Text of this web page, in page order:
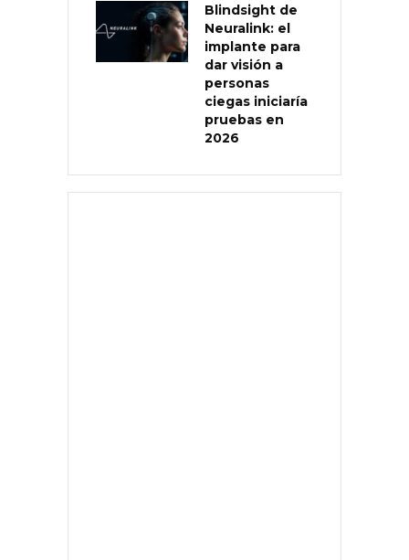
Blindsight de
Neuralink: el
implante para
dar visión a
personas
ciegas iniciaría
pruebas en
2026